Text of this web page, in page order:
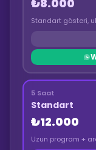
₺8.000
Standart gösteri,
5 Saat
Standart
₺12.000
Uzun program +